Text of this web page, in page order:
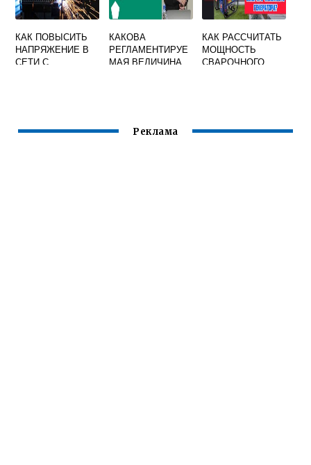
КАК ПОВЫСИТЬ
НАПРЯЖЕНИЕ В
СЕТИ С
КАКОВА
РЕГЛАМЕНТИРУЕ
МАЯ ВЕЛИЧИНА
КАК РАССЧИТАТЬ
МОЩНОСТЬ
СВАРОЧНОГО
Реклама